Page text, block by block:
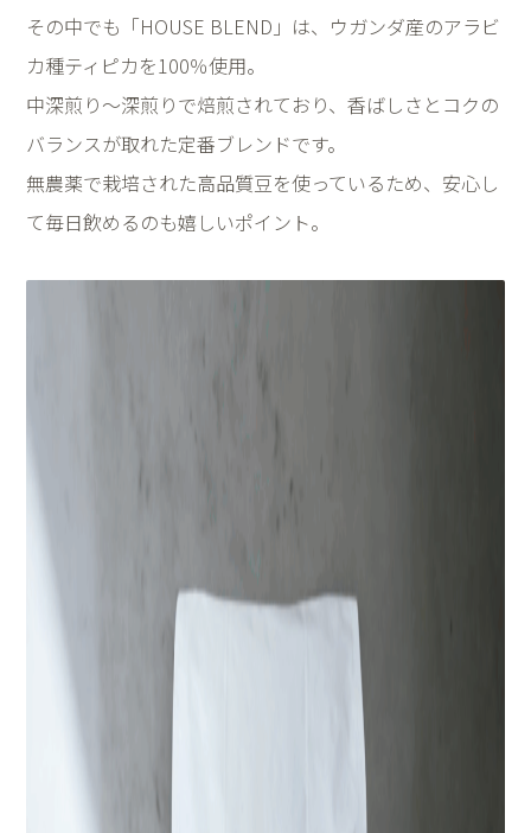
その中でも「HOUSE BLEND」は、ウガンダ産のアラビ
カ種ティピカを100％使用。
中深煎り〜深煎りで焙煎されており、香ばしさとコクの
バランスが取れた定番ブレンドです。
無農薬で栽培された高品質豆を使っているため、安心し
て毎日飲めるのも嬉しいポイント。